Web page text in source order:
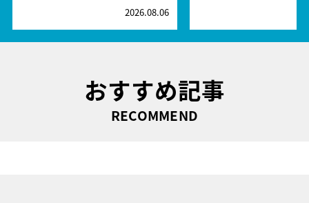
2026.08.06
おすすめ記事
RECOMMEND